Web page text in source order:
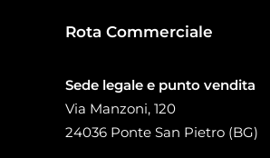
Rota Commerciale
Sede legale e punto vendita
Via Manzoni, 120
24036 Ponte San Pietro (BG)